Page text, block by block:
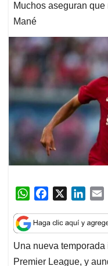
Muchos aseguran
Mané
W
a
t
s
A
c
e
b
o
n
k
e
d
i
l
Una nueva
Premier League, y